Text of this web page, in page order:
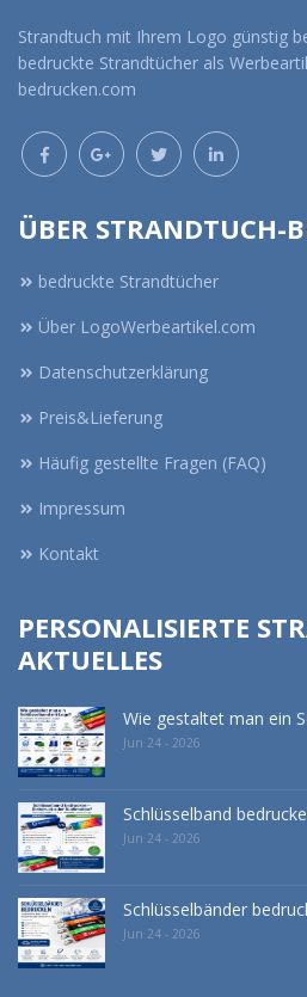
Strandtuch mit Ihrem Logo günstig
bedruckte Strandtücher als
bedrucken.com
ÜBER STRANDTUCH-
bedruckte Strandtücher
Über LogoWerbeartikel.com
Datenschutzerklärung
Preis&Lieferung
Häufig gestellte Fragen (FAQ)
Impressum
Kontakt
PERSONALISIERTE
AKTUELLES
Wie gestaltet man ein
Jun 24 - 2026
Schlüsselband
Jun 24 - 2026
Schlüsselbänder
Jun 24 - 2026